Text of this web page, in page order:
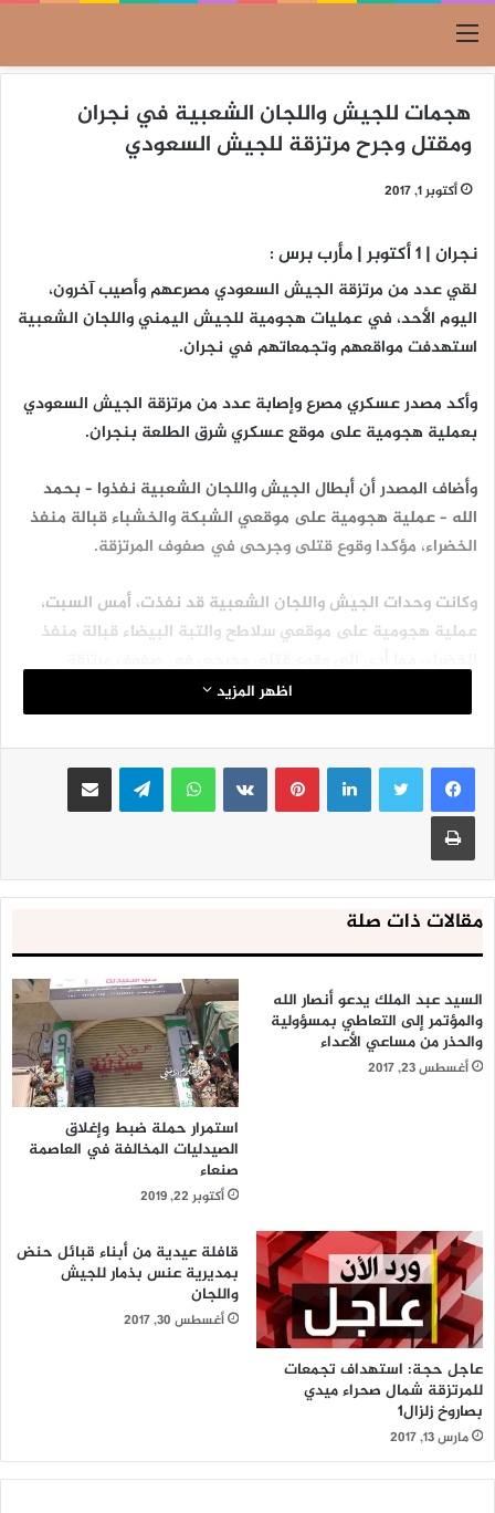
القائمة
هجمات للجيش واللجان الشعبية في نجران
ومقتل وجرح مرتزقة للجيش السعودي
أكتوبر 1, 2017
نجران | 1 أكتوبر | مأرب برس :
لقي عدد من مرتزقة الجيش السعودي مصرعهم وأصيب آخرون،
اليوم الأحد، في عمليات هجومية للجيش اليمني واللجان الشعبية
استهدفت مواقعهم وتجمعاتهم في نجران.
وأكد مصدر عسكري مصرع وإصابة عدد من مرتزقة الجيش السعودي
بعملية هجومية على موقع عسكري شرق الطلعة بنجران.
وأضاف المصدر أن أبطال الجيش واللجان الشعبية نفذوا – بحمد
الله – عملية هجومية على موقعي الشبكة والخشباء قبالة منفذ
الخضراء، مؤكدا وقوع قتلى وجرحى في صفوف المرتزقة.
وكانت وحدات الجيش واللجان الشعبية قد نفذت، أمس السبت،
عملية هجومية على موقعي سلاطح والتبة البيضاء قبالة منفذ
اظهر المزيد
لينكدإنبينتيريست واتساب تيلقرام مشاركة عبر البريد
طباعة
مقالات ذات صلة
السيد عبد الملك يدعو أنصار الله
والمؤتمر إلى التعاطي بمسؤولية
والحذر من مساعي الأعداء
أغسطس 23, 2017
استمرار حملة ضبط وإغلاق
الصيدليات المخالفة في العاصمة
صنعاء
أكتوبر 22, 2019
عاجل حجة: استهداف تجمعات
للمرتزقة شمال صحراء ميدي
بصاروخ زلزال1
مارس 13, 2017
قافلة عيدية من أبناء قبائل حنض
بمديرية عنس بذمار للجيش
واللجان
أغسطس 30, 2017